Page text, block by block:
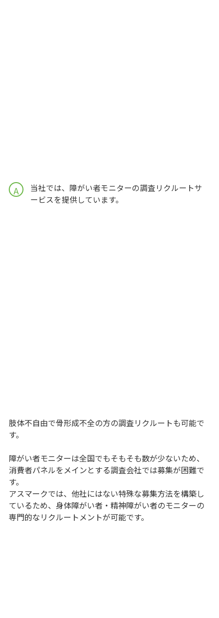
A
当社では、障がい者モニターの調査リクルートサ
ービスを提供しています。
肢体不自由で骨形成不全の方の調査リクルートも可能で
す。
障がい者モニターは全国でもそもそも数が少ないため、
消費者パネルをメインとする調査会社では募集が困難で
す。
アスマークでは、他社にはない特殊な募集方法を構築し
ているため、身体障がい者・精神障がい者のモニターの
専門的なリクルートメントが可能です。